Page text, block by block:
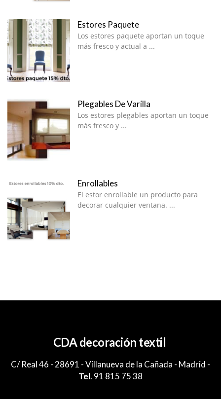
Estores Paquete
Los estores paquete aportan un toque
más fresco y actual a ...
Plegables De Varilla
Los estores plegables aportan un toque
más fresco y ...
Enrollables
El estor enrollable un producto para
decorar cualquier ventana. ...
CDA decoración textil
C/ Real 46 - 28691 - Villanueva de la Cañada - Madrid -
Tel. 91 815 75 38